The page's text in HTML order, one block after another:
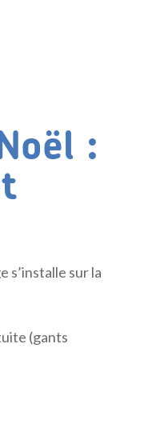
:
s’installe sur la
(gants